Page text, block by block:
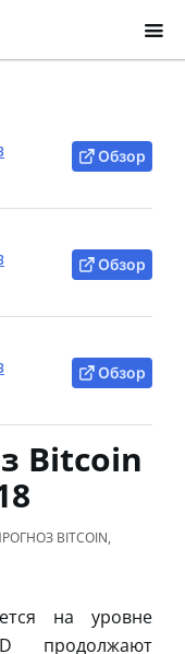
Обзор
Обзор
Обзор
Bitcoin
BITCOIN,
на уровне
продолжают